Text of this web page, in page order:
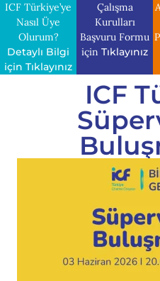
ICF Türkiye’ye
Nasıl Üye
Olurum?
Detaylı Bilgi
için Tıklayınız
Çalışma
Kurulları
Başvuru Formu
içinTıklayınız
ICF